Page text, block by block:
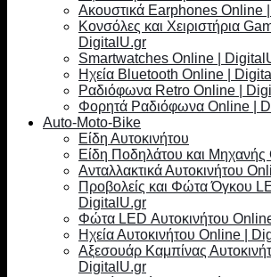
Ακουστικά Earphones Online
Κονσόλες και Χειριστήρια
DigitalU.gr
Smartwatches Online |
Ηχεία Bluetooth Online |
Ραδιόφωνα Retro Online |
Φορητά Ραδιόφωνα Online |
Auto-Moto-Bike
Είδη Αυτοκινήτου
Είδη Ποδηλάτου και
Ανταλλακτικά Αυτοκινήτου
Προβολείς και Φώτα Όγκου
DigitalU.gr
Φώτα LED Αυτοκινήτου
Ηχεία Αυτοκινήτου Online |
Αξεσουάρ Καμπίνας
DigitalU.gr